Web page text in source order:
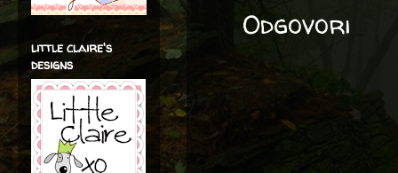
Odgovori
little claire's
designs